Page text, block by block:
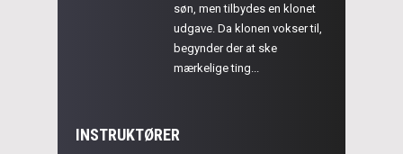
søn, men tilbydes en klonet
udgave. Da klonen vokser til,
begynder der at ske
mærkelige ting...
INSTRUKTØRER